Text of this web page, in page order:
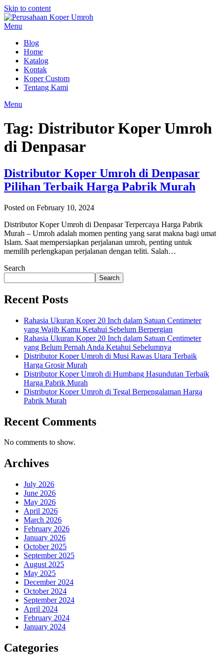
Skip to content
Menu
Blog
Home
Katalog
Kontak
Koper Custom
Tentang Kami
Menu
Tag: Distributor Koper Umroh
di Denpasar
Distributor Koper Umroh di Denpasar
Pilihan Terbaik Harga Pabrik Murah
Posted on February 10, 2024
Distributor Koper Umroh di Denpasar Terpercaya Harga Pabrik
Murah – Umroh adalah momen penting yang sarat makna bagi umat
Islam. Saat mempersiapkan perjalanan umroh, penting untuk
memilih perlengkapan perjalanan dengan teliti. Salah…
Search
Search
Recent Posts
Rahasia Ukuran Koper 20 Inch dalam Satuan Centimeter
yang Wajib Kamu Ketahui Sebelum Berpergian
Rahasia Ukuran Koper 20 Inch dalam Satuan Centimeter
yang Belum Pernah Anda Ketahui Sebelumnya
Distributor Koper Umroh di Musi Rawas Utara Terbaik
Harga Grosir Murah
Distributor Koper Umroh di Humbang Hasundutan Terbaik
Harga Pabrik Murah
Distributor Koper Umroh di Tegal Berpengalaman Harga
Pabrik Murah
Recent Comments
No comments to show.
Archives
July 2026
June 2026
May 2026
April 2026
March 2026
February 2026
January 2026
October 2025
September 2025
August 2025
May 2025
December 2024
October 2024
September 2024
April 2024
February 2024
January 2024
Categories